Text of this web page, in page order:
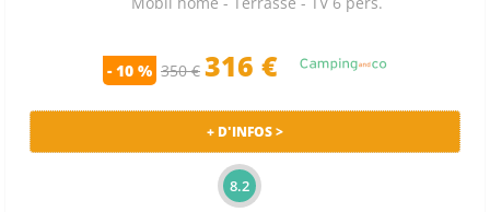
- 10 % 350 € 316 €
+ D'INFOS >
8.2